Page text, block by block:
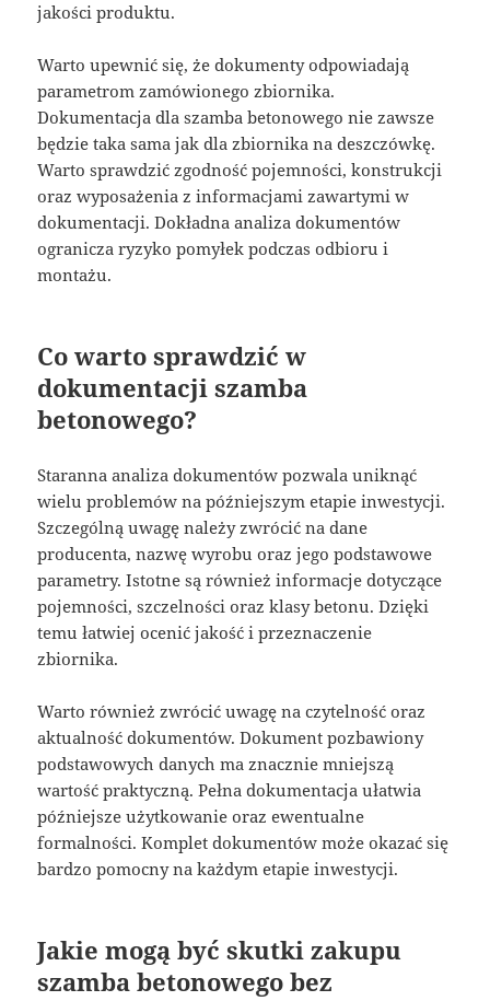
jakości produktu.
Warto upewnić się, że dokumenty odpowiadają
parametrom zamówionego zbiornika.
Dokumentacja dla szamba betonowego nie zawsze
będzie taka sama jak dla zbiornika na deszczówkę.
Warto sprawdzić zgodność pojemności, konstrukcji
oraz wyposażenia z informacjami zawartymi w
dokumentacji. Dokładna analiza dokumentów
ogranicza ryzyko pomyłek podczas odbioru i
montażu.
Co warto sprawdzić w
dokumentacji szamba
betonowego?
Staranna analiza dokumentów pozwala uniknąć
wielu problemów na późniejszym etapie inwestycji.
Szczególną uwagę należy zwrócić na dane
producenta, nazwę wyrobu oraz jego podstawowe
parametry. Istotne są również informacje dotyczące
pojemności, szczelności oraz klasy betonu. Dzięki
temu łatwiej ocenić jakość i przeznaczenie
zbiornika.
Warto również zwrócić uwagę na czytelność oraz
aktualność dokumentów. Dokument pozbawiony
podstawowych danych ma znacznie mniejszą
wartość praktyczną. Pełna dokumentacja ułatwia
późniejsze użytkowanie oraz ewentualne
formalności. Komplet dokumentów może okazać się
bardzo pomocny na każdym etapie inwestycji.
Jakie mogą być skutki zakupu
szamba betonowego bez